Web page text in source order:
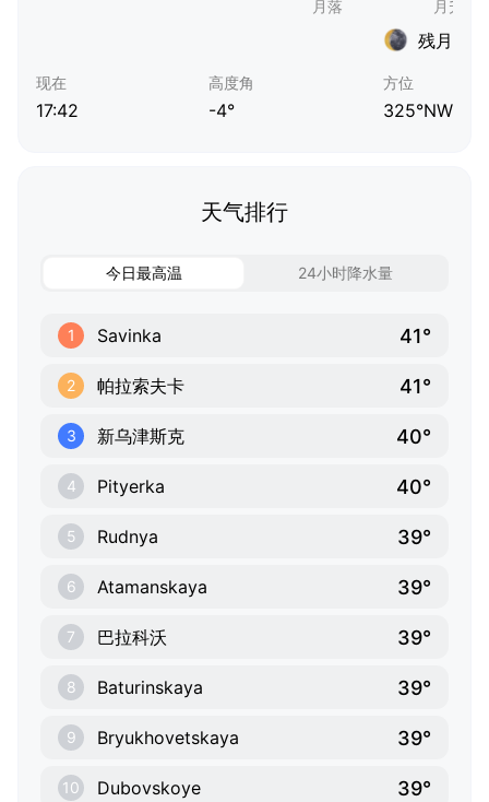
残月
现在
17:42
高度角
-4°
方位
325°NW
天气排行
今日最高温 24小时降水量
1 Savinka 41°
2 帕拉索夫卡 41°
3 新乌津斯克 40°
4 Pityerka 40°
5 Rudnya 39°
6 Atamanskaya 39°
7 巴拉科沃 39°
8 Baturinskaya 39°
9 Bryukhovetskaya 39°
10 Dubovskoye 39°